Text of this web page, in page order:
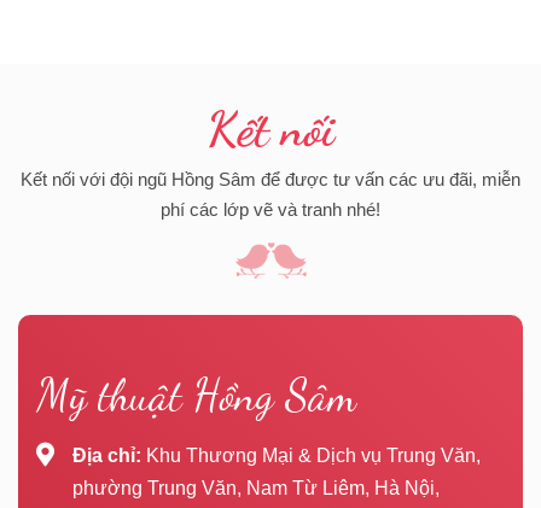
Kết nối
Kết nối với đội ngũ Hồng Sâm để được tư vấn các ưu đãi, miễn
phí các lớp vẽ và tranh nhé!
Mỹ thuật Hồng Sâm
Địa chỉ: Khu Thương Mại & Dịch vụ Trung Văn,
phường Trung Văn, Nam Từ Liêm, Hà Nội,